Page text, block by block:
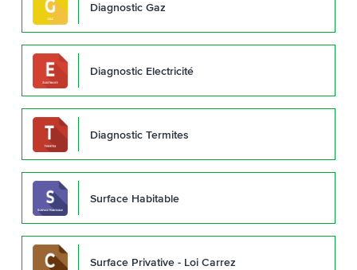
Diagnostic Gaz
Diagnostic Electricité
Diagnostic Termites
Surface Habitable
Surface Privative - Loi Carrez